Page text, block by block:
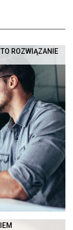
ROZWIĄZANIE